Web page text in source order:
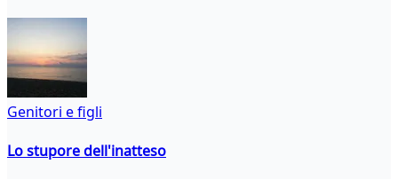
Genitori e figli
Lo stupore dell'inatteso